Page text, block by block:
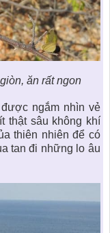
ăn rất ngon
ngắm nhìn vẻ
thật sâu không khí
thiên nhiên để có
tan đi những lo âu